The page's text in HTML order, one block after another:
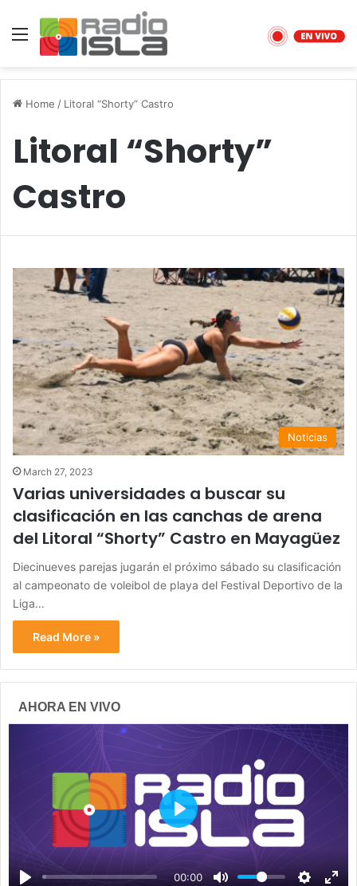
Menu
Home / Litoral “Shorty” Castro
Litoral “Shorty”
Castro
Noticias
March 27, 2023
Varias universidades a buscar su
clasificación en las canchas de arena
del Litoral “Shorty” Castro en Mayagüez
Diecinueves parejas jugarán el próximo sábado su clasificación
al campeonato de voleibol de playa del Festival Deportivo de la
Liga…
Read More »
AHORA EN VIVO
00:00
P
a
y